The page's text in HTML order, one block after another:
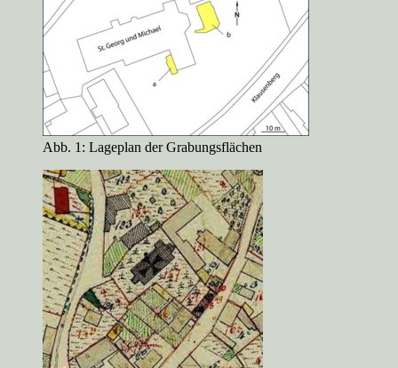
Abb. 1: Lageplan der Grabungsflächen